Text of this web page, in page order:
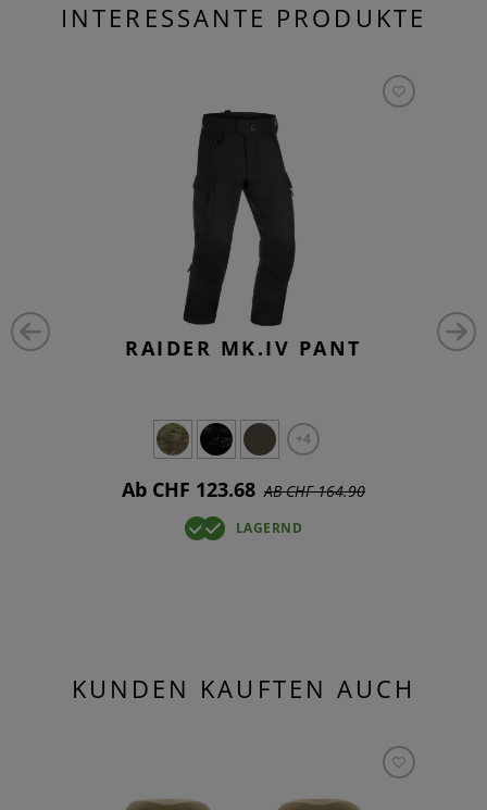
INTERESSANTE PRODUKTE
RAIDER MK.IV PANT
+4
Ab CHF 123.68 AB CHF 164.90
LAGERND
KUNDEN KAUFTEN AUCH